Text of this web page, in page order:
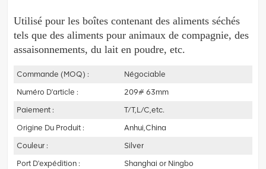
Utilisé pour les boîtes contenant des aliments séchés
tels que des aliments pour animaux de compagnie, des
assaisonnements, du lait en poudre, etc.
Commande (MOQ) :
Négociable
Numéro D'article :
209# 63mm
Paiement :
T/T,L/C,etc.
Origine Du Produit :
Anhui,China
Couleur :
Silver
Port D'expédition :
Shanghai or Ningbo